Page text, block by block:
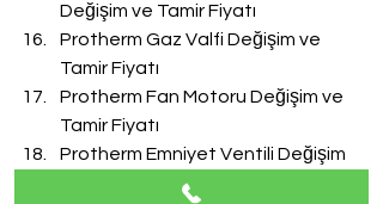
Değişim ve Tamir Fiyatı
Protherm Gaz Valfi Değişim ve
Tamir Fiyatı
Protherm Fan Motoru Değişim ve
Tamir Fiyatı
Protherm Emniyet Ventili Değişim
ve Tamir Fiyatı